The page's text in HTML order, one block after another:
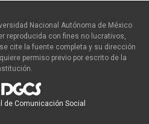
Nacional Autónoma de México
reproducida con fines no lucrativos,
cite la fuente completa y su dirección
permiso previo por escrito de la
de Comunicación Social